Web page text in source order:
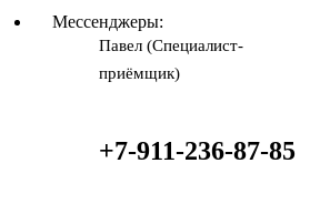
Мессенджеры:
Павел (Специалист-
приёмщик)
+7-911-236-87-85